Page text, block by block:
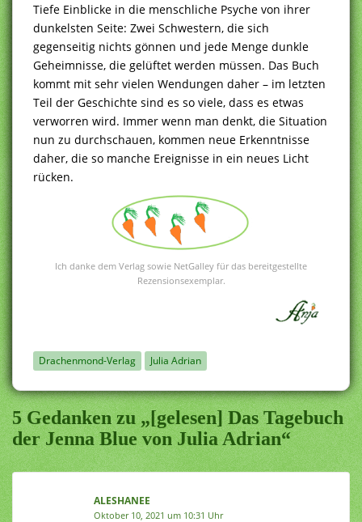
Tiefe Einblicke in die menschliche Psyche von ihrer
dunkelsten Seite: Zwei Schwestern, die sich
gegenseitig nichts gönnen und jede Menge dunkle
Geheimnisse, die gelüftet werden müssen. Das Buch
kommt mit sehr vielen Wendungen daher – im letzten
Teil der Geschichte sind es so viele, dass es etwas
verworren wird. Immer wenn man denkt, die Situation
nun zu durchschauen, kommen neue Erkenntnisse
daher, die so manche Ereignisse in ein neues Licht
rücken.
Ich danke dem Verlag sowie NetGalley für das bereitgestellte
Rezensionsexemplar.
Drachenmond-Verlag Julia Adrian
5 Gedanken zu „[gelesen] Das Tagebuch
der Jenna Blue von Julia Adrian“
ALESHANEE
Oktober 10, 2021 um 10:31 Uhr